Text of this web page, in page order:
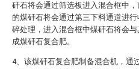
矸石将会通过筛选板进入混合框中
的煤矸石将会通过第三下料通道进
碎处理，进入混合框中煤矸石将会与
成煤矸石复合肥。
4、该煤矸石复合肥制备混合机，通